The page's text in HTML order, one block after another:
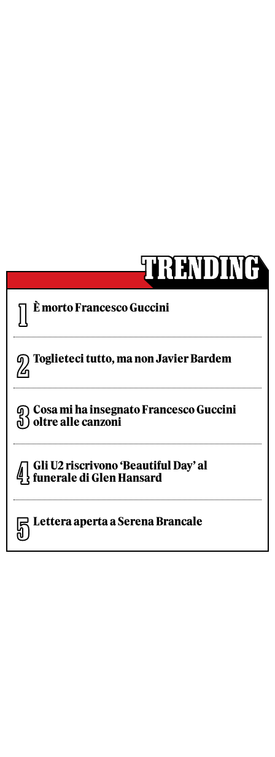
È morto Francesco Guccini
Toglieteci tutto, ma non Javier Bardem
Cosa mi ha insegnato Francesco Guccini
oltre alle canzoni
Gli U2 riscrivono ‘Beautiful Day’ al
funerale di Glen Hansard
Lettera aperta a Serena Brancale